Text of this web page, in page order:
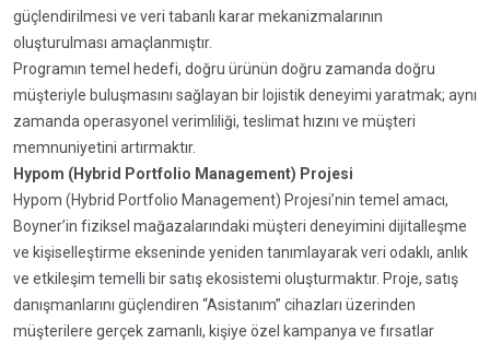
güçlendirilmesi ve veri tabanlı karar mekanizmalarının
oluşturulması amaçlanmıştır.
Programın temel hedefi, doğru ürünün doğru zamanda doğru
müşteriyle buluşmasını sağlayan bir lojistik deneyimi yaratmak; aynı
zamanda operasyonel verimliliği, teslimat hızını ve müşteri
memnuniyetini artırmaktır.
Hypom (Hybrid Portfolio Management) Projesi
Hypom (Hybrid Portfolio Management) Projesi’nin temel amacı,
Boyner’in fiziksel mağazalarındaki müşteri deneyimini dijitalleşme
ve kişiselleştirme ekseninde yeniden tanımlayarak veri odaklı, anlık
ve etkileşim temelli bir satış ekosistemi oluşturmaktır. Proje, satış
danışmanlarını güçlendiren “Asistanım” cihazları üzerinden
müşterilere gerçek zamanlı, kişiye özel kampanya ve fırsatlar